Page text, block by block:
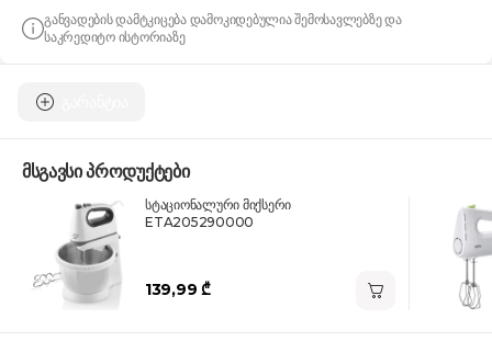
განვადების დამტკიცება დამოკიდებულია შემოსავლებზე და
საკრედიტო ისტორიაზე
მსგავსი პროდუქტები
სტაციონალური მიქსერი
ETA205290000
139,99 ₾